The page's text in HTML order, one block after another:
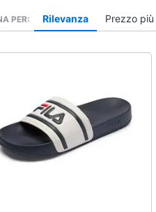
tutti
Sigaretta elettronica
Borse
da vista
da sole
PER Rilevanza Prezzo